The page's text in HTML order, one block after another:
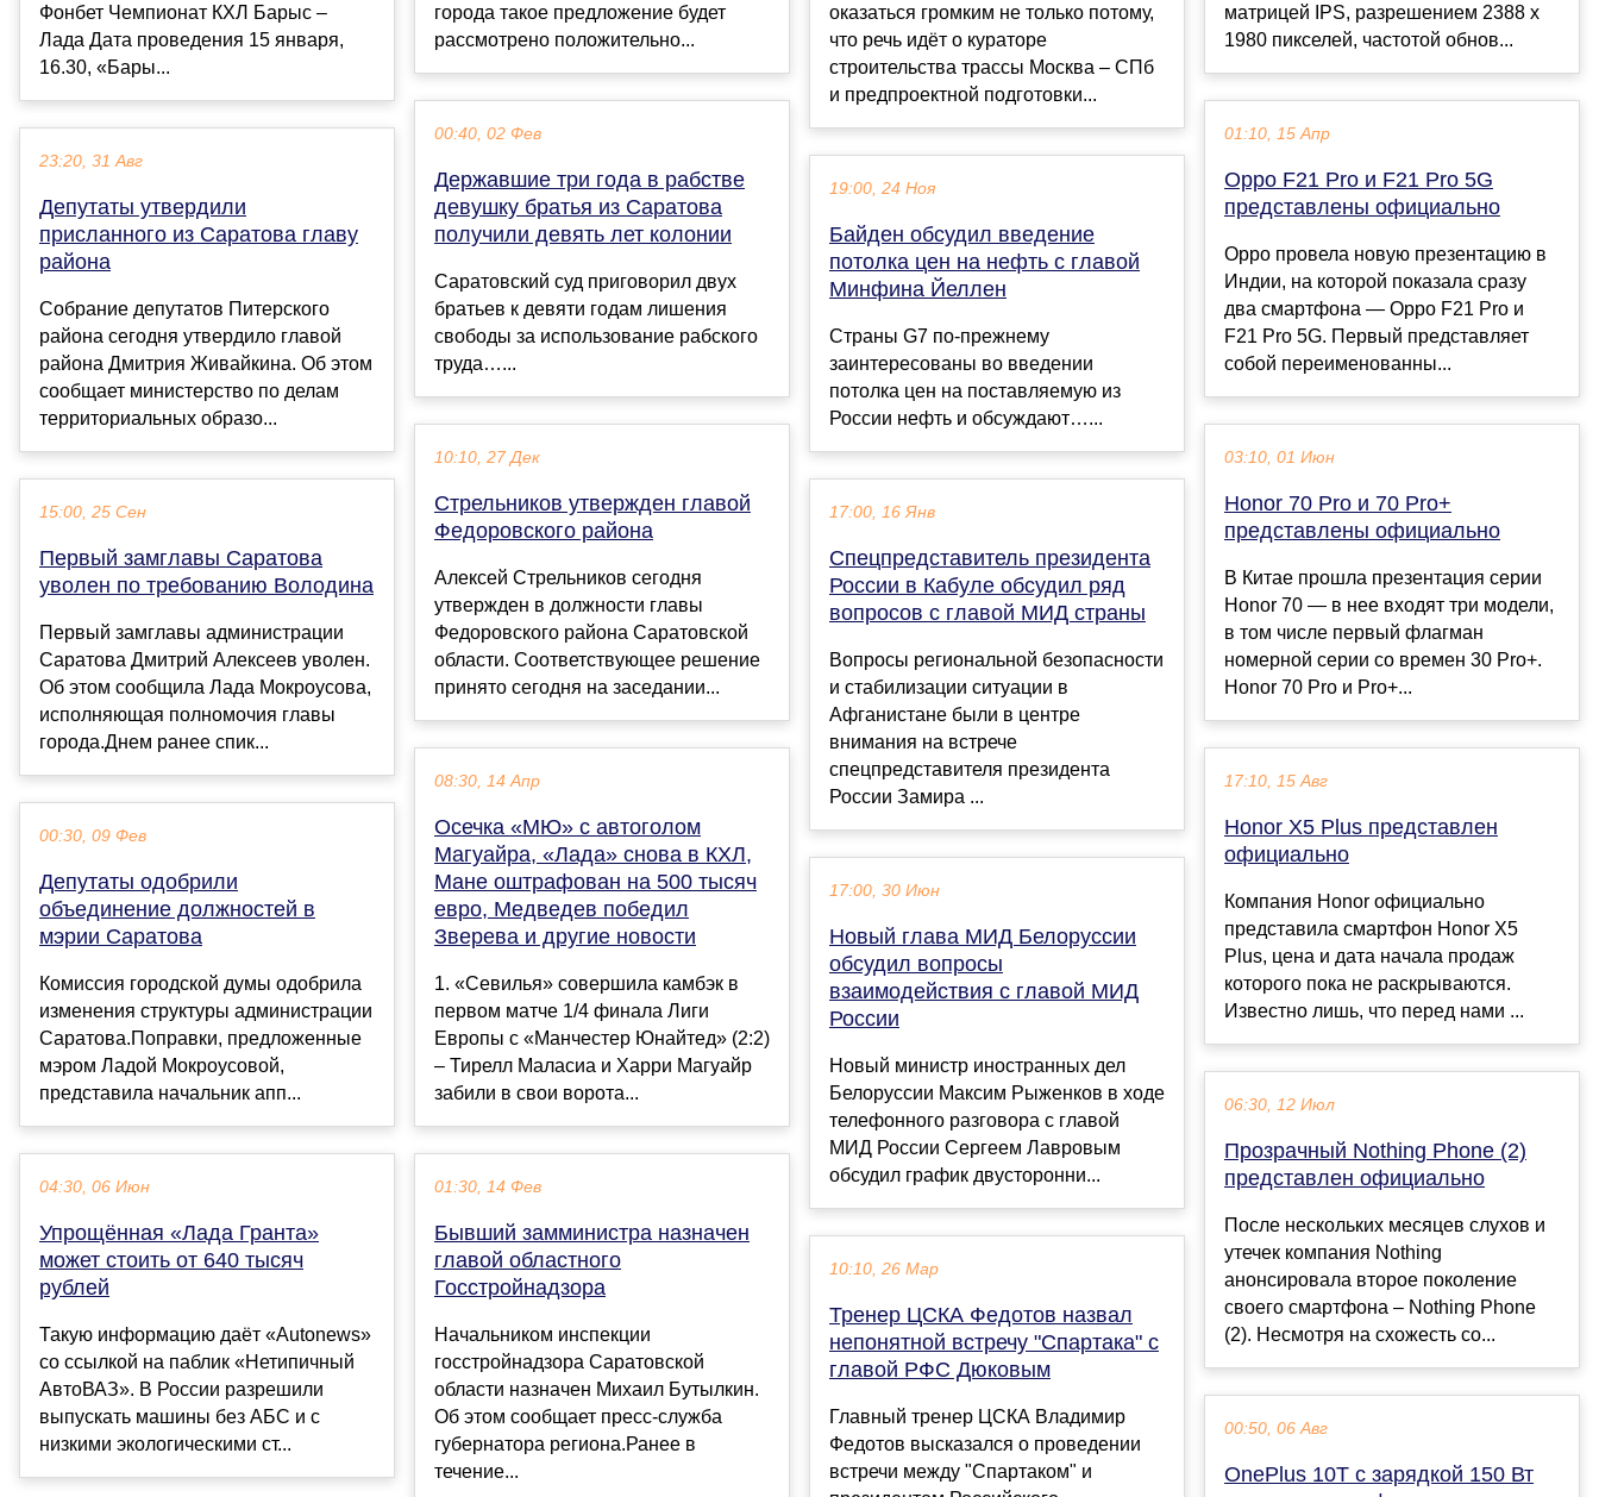
Фонбет Чемпионат КХЛ Барыс –
Лада Дата проведения 15 января,
16.30, «Бары...
23:20, 31 Авг
Депутаты утвердили
присланного из Саратова главу
района
Собрание депутатов Питерского
района сегодня утвердило главой
района Дмитрия Живайкина. Об этом
сообщает министерство по делам
территориальных образо...
15:00, 25 Сен
Первый замглавы Саратова
уволен по требованию Володина
Первый замглавы администрации
Саратова Дмитрий Алексеев уволен.
Об этом сообщила Лада Мокроусова,
исполняющая полномочия главы
города.Днем ранее спик...
00:30, 09 Фев
Депутаты одобрили
объединение должностей в
мэрии Саратова
Комиссия городской думы одобрила
изменения структуры администрации
Саратова.Поправки, предложенные
мэром Ладой Мокроусовой,
представила начальник апп...
04:30, 06 Июн
Упрощённая «Лада Гранта»
может стоить от 640 тысяч
рублей
Такую информацию даёт «Autonews»
со ссылкой на паблик «Нетипичный
АвтоВАЗ». В России разрешили
выпускать машины без АБС и с
низкими экологическими ст...
города такое предложение будет
рассмотрено положительно...
00:40, 02 Фев
Державшие три года в рабстве
девушку братья из Саратова
получили девять лет колонии
Саратовский суд приговорил двух
братьев к девяти годам лишения
свободы за использование рабского
труда…...
10:10, 27 Дек
Стрельников утвержден главой
Федоровского района
Алексей Стрельников сегодня
утвержден в должности главы
Федоровского района Саратовской
области. Соответствующее решение
принято сегодня на заседании...
08:30, 14 Апр
Осечка «МЮ» с автоголом
Магуайра, «Лада» снова в КХЛ,
Мане оштрафован на 500 тысяч
евро, Медведев победил
Зверева и другие новости
1. «Севилья» совершила камбэк в
первом матче 1/4 финала Лиги
Европы с «Манчестер Юнайтед» (2:2)
– Тирелл Маласиа и Харри Магуайр
забили в свои ворота...
01:30, 14 Фев
Бывший замминистра назначен
главой областного
Госстройнадзора
Начальником инспекции
госстройнадзора Саратовской
области назначен Михаил Бутылкин.
Об этом сообщает пресс-служба
губернатора региона.Ранее в
течение...
оказаться громким не только потому,
что речь идёт о кураторе
строительства трассы Москва – СПб
и предпроектной подготовки...
19:00, 24 Ноя
Байден обсудил введение
потолка цен на нефть с главой
Минфина Йеллен
Страны G7 по-прежнему
заинтересованы во введении
потолка цен на поставляемую из
России нефть и обсуждают…...
17:00, 16 Янв
Спецпредставитель президента
России в Кабуле обсудил ряд
вопросов с главой МИД страны
Вопросы региональной безопасности
и стабилизации ситуации в
Афганистане были в центре
внимания на встрече
спецпредставителя президента
России Замира ...
17:00, 30 Июн
Новый глава МИД Белоруссии
обсудил вопросы
взаимодействия с главой МИД
России
Новый министр иностранных дел
Белоруссии Максим Рыженков в ходе
телефонного разговора с главой
МИД России Сергеем Лавровым
обсудил график двусторонни...
10:10, 26 Мар
Тренер ЦСКА Федотов назвал
непонятной встречу "Спартака" с
главой РФС Дюковым
Главный тренер ЦСКА Владимир
Федотов высказался о проведении
встречи между "Спартаком" и
матрицей IPS, разрешением 2388 x
1980 пикселей, частотой обнов...
01:10, 15 Апр
Oppo F21 Pro и F21 Pro 5G
представлены официально
Oppo провела новую презентацию в
Индии, на которой показала сразу
два смартфона — Oppo F21 Pro и
F21 Pro 5G. Первый представляет
собой переименованны...
03:10, 01 Июн
Honor 70 Pro и 70 Pro+
представлены официально
В Китае прошла презентация серии
Honor 70 — в нее входят три модели,
в том числе первый флагман
номерной серии со времен 30 Pro+.
Honor 70 Pro и Pro+...
17:10, 15 Авг
Honor X5 Plus представлен
официально
Компания Honor официально
представила смартфон Honor X5
Plus, цена и дата начала продаж
которого пока не раскрываются.
Известно лишь, что перед нами ...
06:30, 12 Июл
Прозрачный Nothing Phone (2)
представлен официально
После нескольких месяцев слухов и
утечек компания Nothing
анонсировала второе поколение
своего смартфона – Nothing Phone
(2). Несмотря на схожесть со...
00:50, 06 Авг
OnePlus 10T с зарядкой 150 Вт